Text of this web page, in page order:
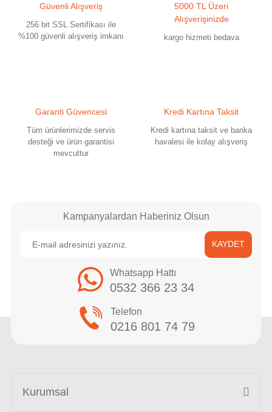
Güvenli Alışveriş
256 bit SSL Sertifikası ile
%100 güvenli alışveriş imkanı
5000 TL Üzeri
Alışverişinizde
kargo hizmeti bedava
Garanti Güvencesi
Tüm ürünlerimizde servis
desteği ve ürün garantisi
mevcuttur
Kredi Kartına Taksit
Kredi kartına taksit ve banka
havalesi ile kolay alışveriş
Kampanyalardan Haberiniz Olsun
KAYDET
Whatsapp Hattı
0532 366 23 34
Telefon
0216 801 74 79
Kurumsal